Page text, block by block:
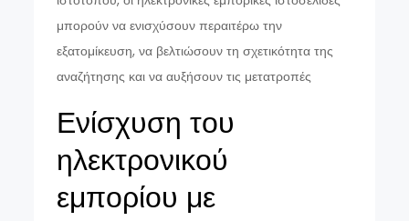
μπορούν να ενισχύσουν περαιτέρω την
εξατομίκευση, να βελτιώσουν τη σχετικότητα της
αναζήτησης και να αυξήσουν τις μετατροπές
Ενίσχυση του
ηλεκτρονικού
εμπορίου με